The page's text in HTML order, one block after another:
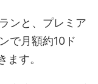
ンと、プレミア
で月額約10ド
す。